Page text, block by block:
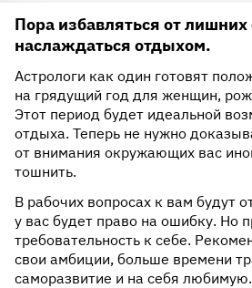
Пора избавляться от лишних
наслаждаться отдыхом.
Астрологи как один готовят
на грядущий год для женщин,
Этот период будет идеальной
отдыха. Теперь не нужно
от внимания окружающих вас
тошнить.
В рабочих вопросах к вам будут
у вас будет право на ошибку. Но
требовательность к себе.
свои амбиции, больше времени
саморазвитие и на себя любимую.